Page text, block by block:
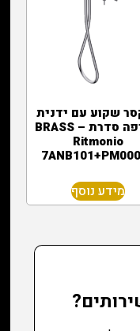
שקוע עם ידנית
שטיפה סדרת BRASS –
Ritmonio
מידע נוסף
?